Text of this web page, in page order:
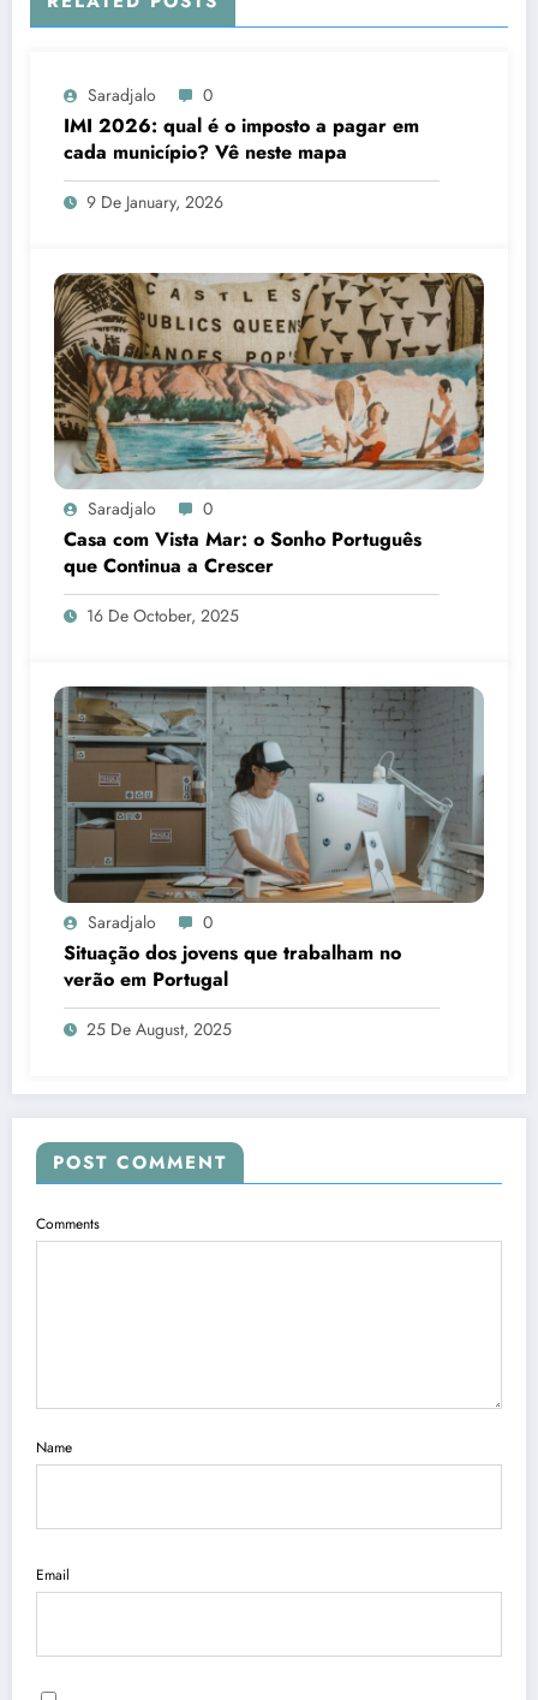
Saradjalo 0
IMI 2026: qual é o imposto a pagar em
cada município? Vê neste mapa
9 De January, 2026
Saradjalo 0
Casa com Vista Mar: o Sonho Português
que Continua a Crescer
16 De October, 2025
Saradjalo 0
Situação dos jovens que trabalham no
verão em Portugal
25 De August, 2025
POST COMMENT
Comments
Name
Email